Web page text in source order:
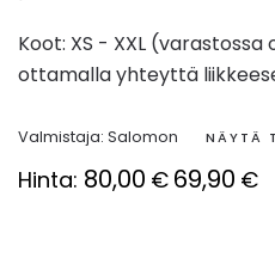
Koot: XS - XXL
ottamalla yhteyttä
Valmistaja: Salomon NÄYTÄ
Hinta: 80,00 € 69,90 €